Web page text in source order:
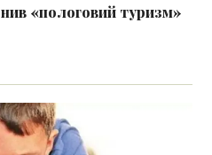
«пологовий туризм»